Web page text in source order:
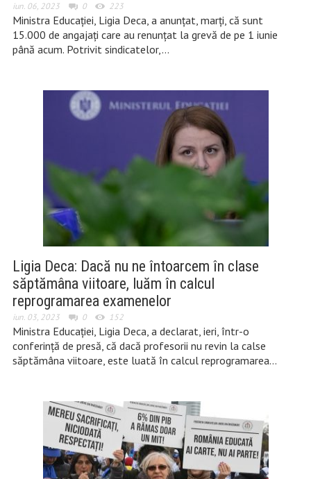
iun. 06, 2023 0 223
Ministra Educației, Ligia Deca, a anunțat, marți, că sunt
15.000 de angajați care au renunțat la grevă de pe 1 iunie
până acum. Potrivit sindicatelor,…
Ligia Deca: Dacă nu ne întoarcem în clase
săptămâna viitoare, luăm în calcul
reprogramarea examenelor
iun. 03, 2023 0 152
Ministra Educației, Ligia Deca, a declarat, ieri, într-o
conferință de presă, că dacă profesorii nu revin la calse
săptămâna viitoare, este luată în calcul reprogramarea…